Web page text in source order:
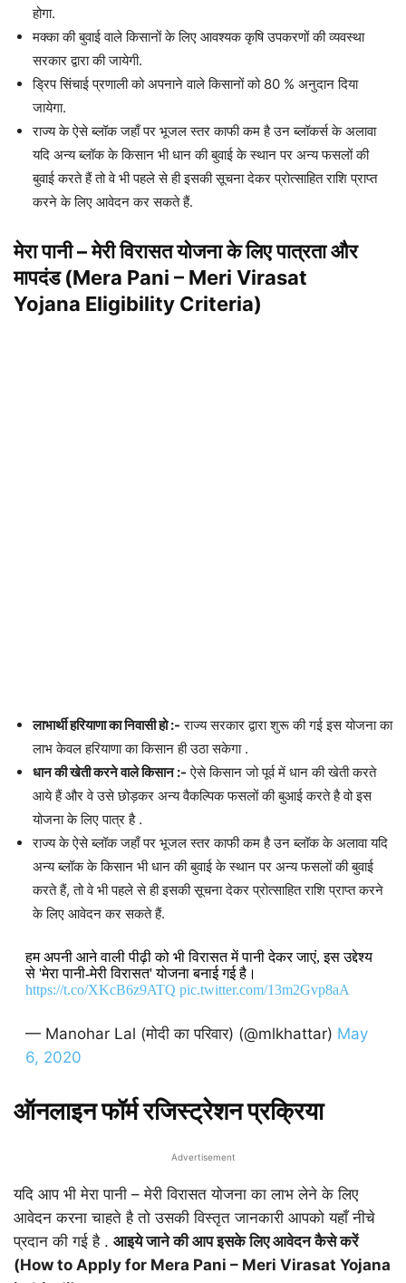
होगा.
मक्का की बुवाई वाले किसानों के लिए आवश्यक कृषि उपकरणों की व्यवस्था
सरकार द्वारा की जायेगी.
ड्रिप सिंचाई प्रणाली को अपनाने वाले किसानों को 80 % अनुदान दिया
जायेगा.
राज्य के ऐसे ब्लॉक जहाँ पर भूजल स्तर काफी कम है उन ब्लॉकर्स के अलावा
यदि अन्य ब्लॉक के किसान भी धान की बुवाई के स्थान पर अन्य फसलों की
बुवाई करते हैं तो वे भी पहले से ही इसकी सूचना देकर प्रोत्साहित राशि प्राप्त
करने के लिए आवेदन कर सकते हैं.
मेरा पानी – मेरी विरासत योजना के लिए पात्रता और
मापदंड (Mera Pani – Meri Virasat
Yojana Eligibility Criteria)
लाभार्थी हरियाणा का निवासी हो :- राज्य सरकार द्वारा शुरू की गई इस योजना का
लाभ केवल हरियाणा का किसान ही उठा सकेगा .
धान की खेती करने वाले किसान :- ऐसे किसान जो पूर्व में धान की खेती करते
आये हैं और वे उसे छोड़कर अन्य वैकल्पिक फसलों की बुआई करते है वो इस
योजना के लिए पात्र है .
राज्य के ऐसे ब्लॉक जहाँ पर भूजल स्तर काफी कम है उन ब्लॉक के अलावा यदि
अन्य ब्लॉक के किसान भी धान की बुवाई के स्थान पर अन्य फसलों की बुवाई
करते हैं, तो वे भी पहले से ही इसकी सूचना देकर प्रोत्साहित राशि प्राप्त करने
के लिए आवेदन कर सकते हैं.
हम अपनी आने वाली पीढ़ी को भी विरासत में पानी देकर जाएं, इस उद्देश्य
से 'मेरा पानी-मेरी विरासत' योजना बनाई गई है।
https://t.co/XKcB6z9ATQ pic.twitter.com/13m2Gvp8aA
— Manohar Lal (मोदी का परिवार) (@mlkhattar) May
6, 2020
ऑनलाइन फॉर्म रजिस्ट्रेशन प्रक्रिया
Advertisement
यदि आप भी मेरा पानी – मेरी विरासत योजना का लाभ लेने के लिए
आवेदन करना चाहते है तो उसकी विस्तृत जानकारी आपको यहाँ नीचे
प्रदान की गई है . आइये जाने की आप इसके लिए आवेदन कैसे करें
(How to Apply for Mera Pani – Meri Virasat Yojana